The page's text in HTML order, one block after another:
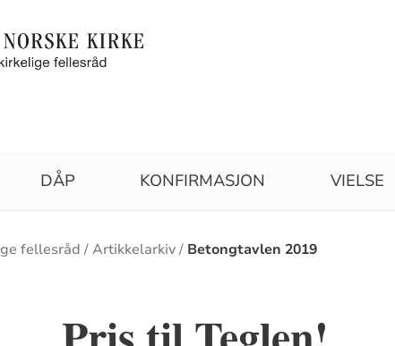
DÅP KONFIRMASJON VIELSE
fellesråd Artikkelarkiv Betongtavlen 2019